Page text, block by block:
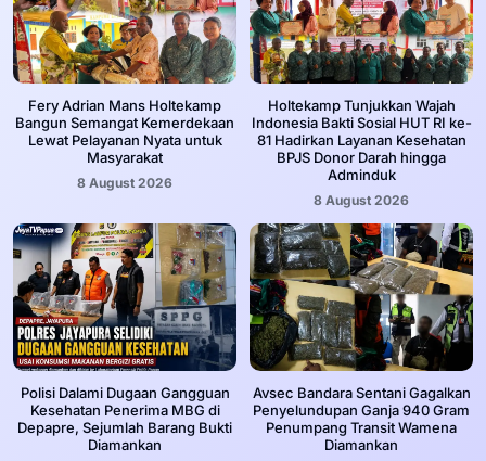
Fery Adrian Mans Holtekamp
Bangun Semangat Kemerdekaan
Lewat Pelayanan Nyata untuk
Masyarakat
8 August 2026
Holtekamp Tunjukkan Wajah
Indonesia Bakti Sosial HUT RI ke-
81 Hadirkan Layanan Kesehatan
BPJS Donor Darah hingga
Adminduk
8 August 2026
‎Polisi Dalami Dugaan Gangguan
Kesehatan Penerima MBG di
Depapre, Sejumlah Barang Bukti
Diamankan
Avsec Bandara Sentani Gagalkan
Penyelundupan Ganja 940 Gram
Penumpang Transit Wamena
Diamankan